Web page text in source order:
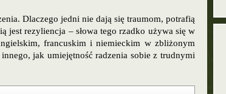
Dlaczego jedni nie dają się traumom, potrafią
jest rezyliencja – słowa tego rzadko używa się w
francuskim i niemieckim w zbliżonym
jak umiejętność radzenia sobie z trudnymi